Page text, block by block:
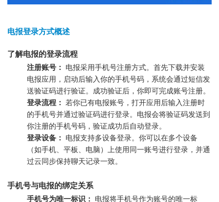
电报登录方式概述
了解电报的登录流程
注册账号：
电报采用手机号注册方式。首先下载并安装
电报应用，启动后输入你的手机号码，系统会通过短信发
送验证码进行验证。成功验证后，你即可完成账号注册。
登录流程：
若你已有电报账号，打开应用后输入注册时
的手机号并通过验证码进行登录。电报会将验证码发送到
你注册的手机号码，验证成功后自动登录。
登录设备：
电报支持多设备登录。你可以在多个设备
（如手机、平板、电脑）上使用同一账号进行登录，并通
过云同步保持聊天记录一致。
手机号与电报的绑定关系
手机号为唯一标识：
电报将手机号作为账号的唯一标